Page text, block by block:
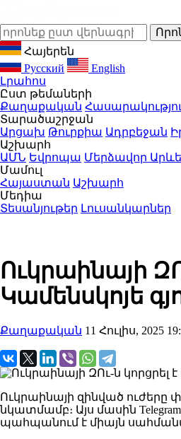
Հայերեն
Русский
English
Լրահոս
Ըստ թեմաների
Քաղաքական
Տարածաշրջան
Արցախ Թուրքիա Ադրբեջան
Աշխարհ
ԱՄՆ Եվրոպա Մերձավոր
Մամուլ
Հայաստան Աշխարհ
Մեդիա
Տեսանյութեր Լուսանկարներ
Ուկրաինայի
Կամենսկոյե
Քաղաքական 11 Հուլիս, 2025
Ուկրաինայի զինված ուժերը
նկատմամբ։ Այս մասին
պահպանում է միայն